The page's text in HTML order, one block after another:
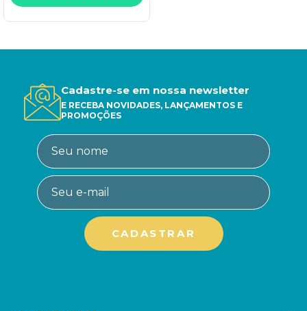
Cadastre-se em nossa newsletter
E RECEBA NOVIDADES, LANÇAMENTOS E
PROMOÇÕES